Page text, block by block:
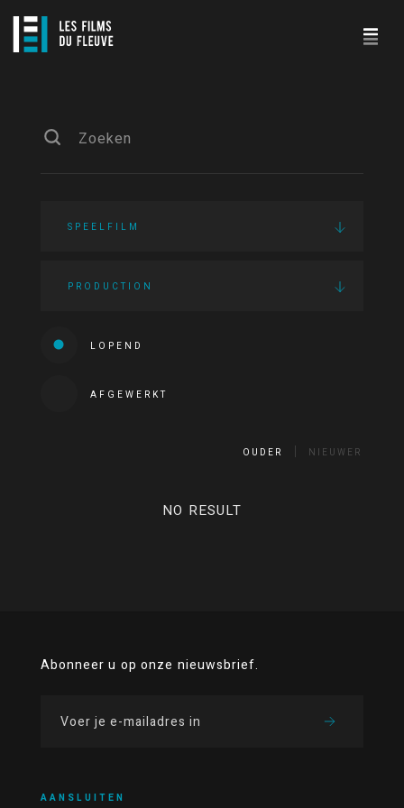
SPEELFILM
PRODUCTION
LOPEND
AFGEWERKT
OUDER NIEUWER
NO RESULT
Abonneer u op onze nieuwsbrief.
AANSLUITEN